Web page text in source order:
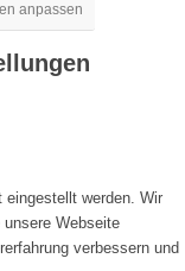
anpassen
eingestellt werden. Wir
Webseite
verbessern und